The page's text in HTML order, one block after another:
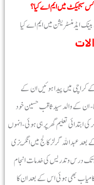
سبجیکٹ میں ایم اے کیا؟
ایڈمنسٹریشن میں ایم اے کیا
1952 کو پاکستان کے کراچی میں پیدا ہوئیں ان کے
ان کے والد سید ثاقب حسین خود
ابتدائی تعلیم گھر پر ہی ہوئی-انہوں
عبداللہ گرلز کالج میں انگریزی
تک درس و تدریس کی خدمات انجام
بھی ہوئی اس کے بعد ان کا